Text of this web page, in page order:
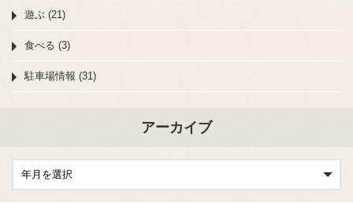
遊ぶ (21)
食べる (3)
駐車場情報 (31)
アーカイブ